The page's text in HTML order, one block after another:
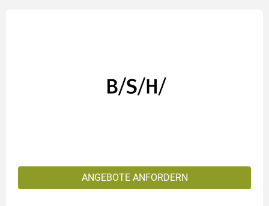
ANGEBOTE ANFORDERN